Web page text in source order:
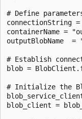
# Define
connectionString
containerName =
outputBlobName	= "iris_setosa.csv"
# Establish
blob =
# Initialize the
blob_client =